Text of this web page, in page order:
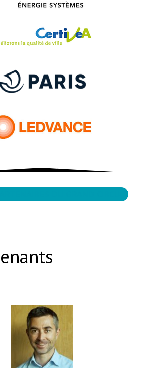
DU GRAND CIRCUIT